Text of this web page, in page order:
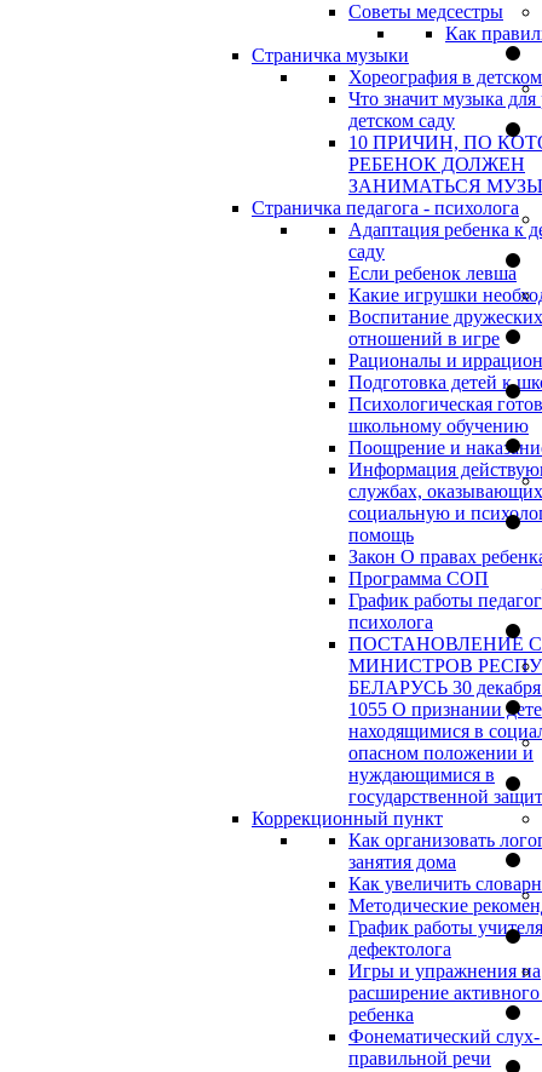
Советы медсестры
Как
Страничка музыки
Хореография в
Что значит музыка для
детском саду
10 ПРИЧИН, ПО
РЕБЕНОК ДОЛЖЕН
ЗАНИМАТЬСЯ
Страничка педагога - психолога
Адаптация ребенка к
саду
Если ребенок левша
Какие игрушки
Воспитание дружеских
отношений в игре
Рационалы и
Подготовка детей к
Психологическая
школьному обучению
Поощрение и
Информация
службах, оказывающих
социальную и
помощь
Закон О правах
Программа СОП
График работы
психолога
ПОСТАНОВЛЕНИЕ
МИНИСТРОВ
БЕЛАРУСЬ 30
1055 О признании
находящимися в
опасном положении и
нуждающимися в
государственной
Коррекционный пункт
Как организовать
занятия дома
Как увеличить
Методические
График работы
дефектолога
Игры и упражнения на
расширение активного
ребенка
Фонематический слух-
правильной речи